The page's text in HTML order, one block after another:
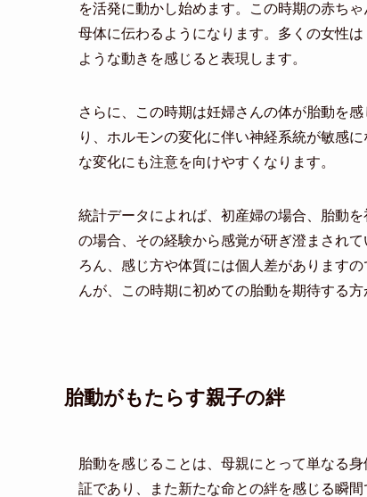
を活発に動かし始めます。この時期の赤ち
母体に伝わるようになります。多くの女性
ような動きを感じると表現します。
さらに、この時期は妊婦さんの体が胎動を
り、ホルモンの変化に伴い神経系統が敏感
な変化にも注意を向けやすくなります。
統計データによれば、初産婦の場合、胎動
の場合、その経験から感覚が研ぎ澄まされ
ろん、感じ方や体質には個人差があります
んが、この時期に初めての胎動を期待する
胎動がもたらす親子の絆
胎動を感じることは、母親にとって単なる
証であり、また新たな命との絆を感じる瞬